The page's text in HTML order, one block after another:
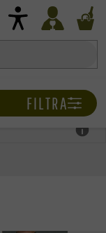
FILTRA